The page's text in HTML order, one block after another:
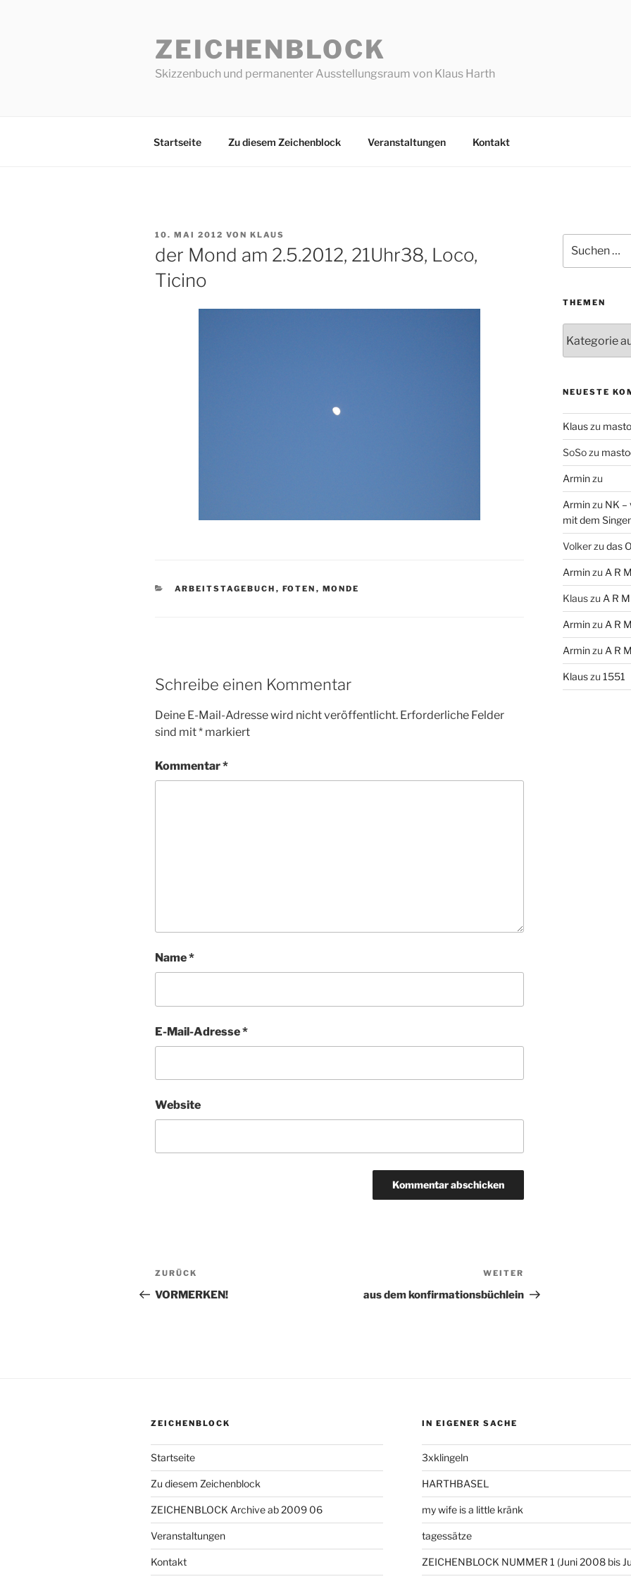
ZEICHENBLOCK
Skizzenbuch und permanenter Ausstellungsraum von Klaus Harth
Startseite Zu diesem Zeichenblock Veranstaltungen Kontakt
VERÖFFENTLICHT
AM
10. MAI 2012 VON KLAUS
der Mond am 2.5.2012, 21Uhr38, Loco,
Ticino
KATEGORIEN
ARBEITSTAGEBUCH , FOTEN , MONDE
Schreibe einen Kommentar
Deine E-Mail-Adresse wird nicht veröffentlicht. Erforderliche Felder
sind mit* markiert
Kommentar*
Name*
E-Mail-Adresse*
Website
Beitragsnavigation
Vorheriger
Beitrag
ZURÜCK
VORMERKEN!
Beitrag
WEITER
aus dem konfirmationsbüchlein
nach:
THEMEN
NEUESTE
Klauszu
SoSozu
Arminzu
Arminzu NK –
mit dem
Volkerzu das
Arminzu A R
Klauszu A R
Arminzu A R
Arminzu A R
Klauszu 1551
ZEICHENBLOCK
Startseite
Zu diesem Zeichenblock
ZEICHENBLOCK Archive ab 2009 06
Veranstaltungen
Kontakt
IN EIGENER SACHE
3xklingeln
HARTHBASEL
my wife is a little kränk
tagessätze
ZEICHENBLOCK NUMMER 1 (Juni 2008 bis